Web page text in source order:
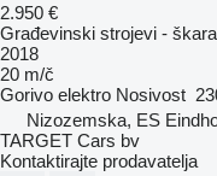
2.950 €
Građevinski strojevi -
2018
20 m/č
Gorivo elektro Nosivost
Nizozemska, ES
TARGET Cars bv
Kontaktirajte prodavatelja